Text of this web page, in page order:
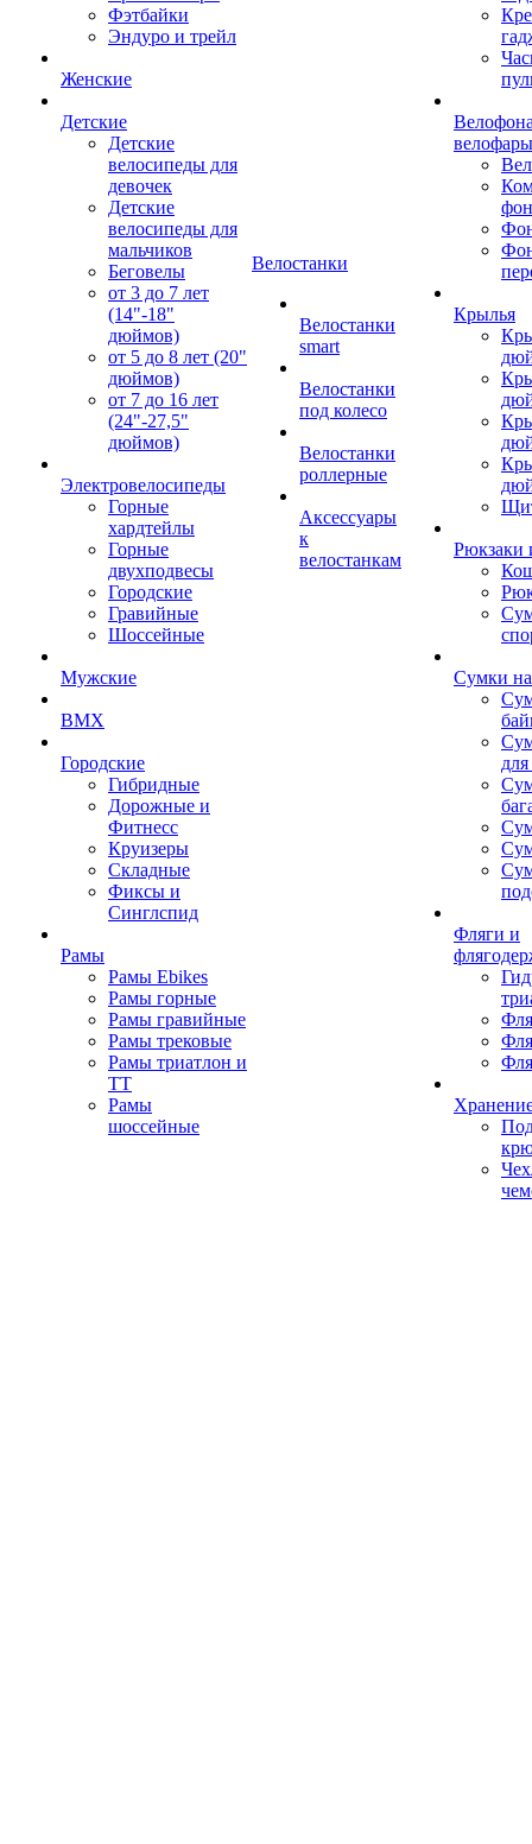
Фэтбайки
Эндуро и трейл
Женские
Детские
Детские
велосипеды для
девочек
Детские
велосипеды для
мальчиков
Беговелы
от 3 до 7 лет
(14"-18"
дюймов)
от 5 до 8 лет (20"
дюймов)
от 7 до 16 лет
(24"-27,5"
дюймов)
Электровелосипеды
Горные
хардтейлы
Горные
двухподвесы
Городские
Гравийные
Шоссейные
Мужские
BMX
Городские
Гибридные
Дорожные и
Фитнесс
Круизеры
Складные
Фиксы и
Синглспид
Рамы
Рамы Ebikes
Рамы горные
Рамы гравийные
Рамы трековые
Рамы триатлон и
ТТ
Рамы
шоссейные
Велостанки
Велостанки
smart
Велостанки
под колесо
Велостанки
роллерные
Аксессуары
к
велостанкам
велофары
Крылья
Рюкзаки
Сумки
Фляги и